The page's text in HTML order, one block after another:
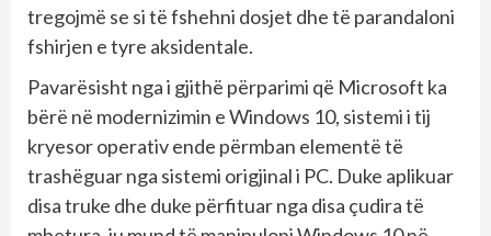
tregojmë se si të fshehni dosjet dhe të parandaloni
fshirjen e tyre aksidentale.
Pavarësisht nga i gjithë përparimi që Microsoft ka
bërë në modernizimin e Windows 10, sistemi i tij
kryesor operativ ende përmban elementë të
trashëguar nga sistemi origjinal i PC. Duke aplikuar
disa truke dhe duke përfituar nga disa çudira të